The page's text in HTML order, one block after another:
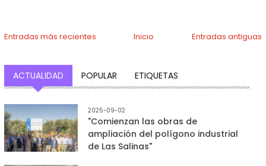
Entradas más recientes Entradas antiguas
Inicio
ACTUALIDAD POPULAR ETIQUETAS
2025-09-02
"Comienzan las obras de
ampliación del polígono industrial
de Las Salinas"